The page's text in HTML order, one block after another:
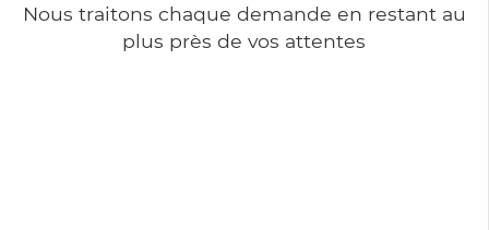
Nous traitons chaque demande en restant au
plus près de vos attentes